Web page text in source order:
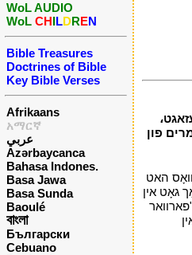
WoL AUDIO
WoL CHILDREN
Bible Treasures
Doctrines of Bible
Key Bible Verses
Afrikaans
አማርኛ
عربي
Azərbaycanca
Bahasa Indones.
Basa Jawa
Basa Sunda
Baoulé
বাংলা
Български
Cebuano
אים. 56 צווישן זיי זענען געווען מרים פון
האט
גאָט אין